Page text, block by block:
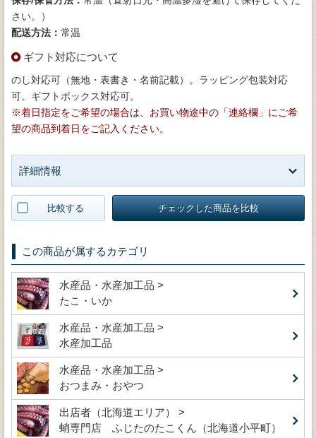
さい。）
配送方法： 常温
ギフト対応について
のし対応可（無地・表書き・名前記載）。ラッピング包装対応
可。ギフトボックス対応可。
※着日指定をご希望の場合は、お買い物途中の「連絡欄」にご希
望の商品到着日をご記入ください。
詳細情報
比較する チェックした商品を比較
この商品が属するカテゴリ
水産品・水産加工品 >
たこ・いか
水産品・水産加工品 >
水産加工品
水産品・水産加工品 >
おつまみ・おやつ
出店者（北海道エリア） >
蛸専門店 ふじたのたこくん（北海道小平町）